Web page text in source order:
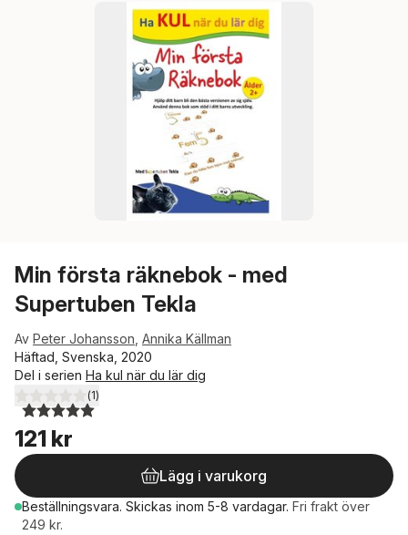
Min första räknebok - med
Supertuben Tekla
Av Peter Johansson Annika Källman
Häftad, Svenska, 2020
Del i serien Ha kul när du lär dig
5,0utav 5 stjärnor. Totalt antal röster:
(1)
121 kr
Lägg i varukorg
Beställningsvara. Skickas inom 5-8 vardagar. Fri frakt över
249 kr.